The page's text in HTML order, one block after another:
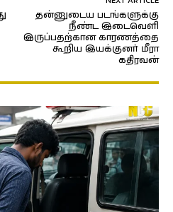
தன்னுடைய படங்களுக்கு
நீண்ட இடைவெளி
இருப்பதற்கான காரணத்தை
கூறிய இயக்குனர் மீரா
கதிரவன்